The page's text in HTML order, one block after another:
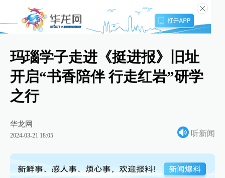
玛瑙学子走进《挺进报》旧址
开启“书香陪伴 行走红岩”研学
之行
华龙网
2024-03-21 18:05 听新闻